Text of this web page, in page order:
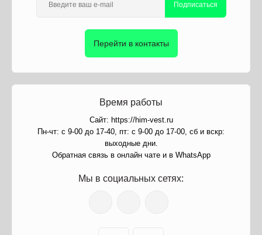
Подписаться
Перейти в контакты
Время работы
Сайт: https://him-vest.ru
Пн-чт: с 9-00 до 17-40, пт: с 9-00 до 17-00, сб и вскр:
выходные дни.
Обратная связь в онлайн чате и в WhatsApp
Мы в социальных сетях: